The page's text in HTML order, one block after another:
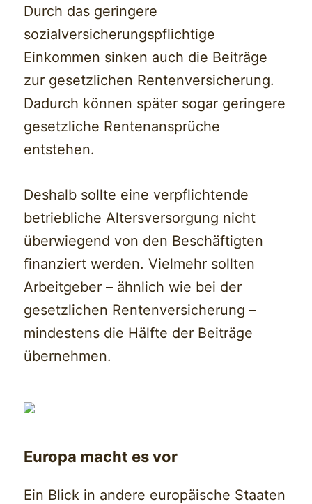
Durch das geringere
sozialversicherungspflichtige
Einkommen sinken auch die Beiträge
zur gesetzlichen Rentenversicherung.
Dadurch können später sogar geringere
gesetzliche Rentenansprüche
entstehen.
Deshalb sollte eine verpflichtende
betriebliche Altersversorgung nicht
überwiegend von den Beschäftigten
finanziert werden. Vielmehr sollten
Arbeitgeber – ähnlich wie bei der
gesetzlichen Rentenversicherung –
mindestens die Hälfte der Beiträge
übernehmen.
Europa macht es vor
Ein Blick in andere europäische Staaten